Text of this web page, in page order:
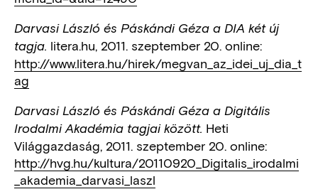
Darvasi László és Páskándi Géza a DIA két új
tagja. litera.hu, 2011. szeptember 20. online:
http://www.litera.hu/hirek/megvan_az_idei_uj_dia_t
ag
Darvasi László és Páskándi Géza a Digitális
Irodalmi Akadémia tagjai között. Heti
Világgazdaság, 2011. szeptember 20. online:
http://hvg.hu/kultura/20110920_Digitalis_irodalmi
_akademia_darvasi_laszl